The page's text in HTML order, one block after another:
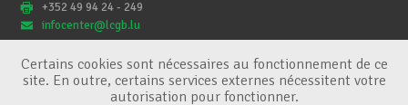
+352 49 94 24 - 249
infocenter@lcgb.lu
Certains cookies sont nécessaires au fonctionnement de ce
site. En outre, certains services externes nécessitent votre
autorisation pour fonctionner.